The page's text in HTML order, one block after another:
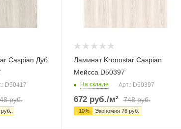
Caspian Дуб
D50417
руб.
Ламинат Kronostar Caspian
Мейсса D50397
На складе Арт.: D50397
672руб./м² 748руб.
-10% Экономия 76руб.